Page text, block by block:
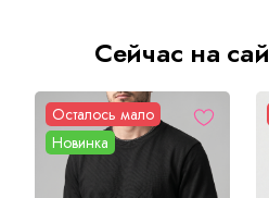
Сейчас на
Осталось мало
Новинка